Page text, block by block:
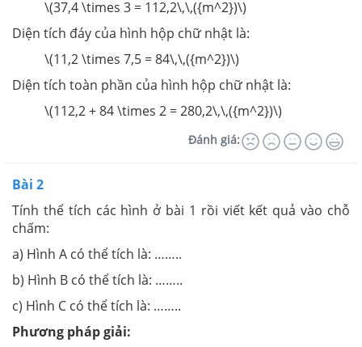
\(37,4 \times 3 = 112,2\,\,({m^2})\)
Diện tích đáy của hình hộp chữ nhật là:
\(11,2 \times 7,5 = 84\,\,({m^2})\)
Diện tích toàn phần của hình hộp chữ nhật là:
\(112,2 + 84 \times 2 = 280,2\,\,({m^2})\)
Đánh giá:
Bài 2
Tính thể tích các hình ở bài 1 rồi viết kết quả vào chỗ
chấm:
a) Hình A có thể tích là: ……..
b) Hình B có thể tích là: ……..
c) Hình C có thể tích là: ……..
Phương pháp giải: